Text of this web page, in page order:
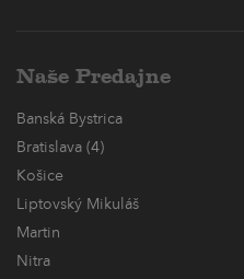
Naše Predajne
Banská Bystrica
Bratislava (4)
Košice
Liptovský Mikuláš
Martin
Nitra